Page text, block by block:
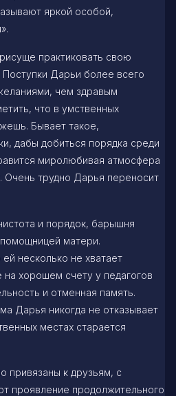
яркой особой,
практиковать свою
Дарьи более всего
чем здравым
что в умственных
Бывает такое,
дабы добиться порядка среди
миролюбивая атмосфера
трудно Дарья переносит
и порядок, барышня
матери.
несколько не хватает
хорошем счету у педагогов
и отменная память.
Дарья никогда не отказывает
местах старается
привязаны к друзьям, с
проявление продолжительного